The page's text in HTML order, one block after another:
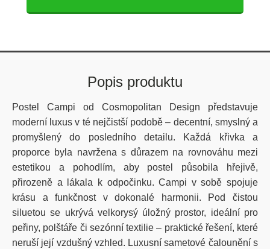
Popis produktu
Postel Campi od Cosmopolitan Design představuje
moderní luxus v té nejčistší podobě – decentní, smyslný a
promyšlený do posledního detailu. Každá křivka a
proporce byla navržena s důrazem na rovnováhu mezi
estetikou a pohodlím, aby postel působila hřejivě,
přirozeně a lákala k odpočinku.Campi v sobě spojuje
krásu a funkčnost v dokonalé harmonii. Pod čistou
siluetou se ukrývá velkorysý úložný prostor, ideální pro
peřiny, polštáře či sezónní textilie – praktické řešení, které
neruší její vzdušný vzhled. Luxusní sametové čalounění s